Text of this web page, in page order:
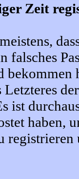
Zeit
falsches
ist
haben,